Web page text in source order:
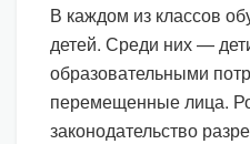
В каждом из классов
детей. Среди них —
образовательными
перемещенные лица.
законодательство